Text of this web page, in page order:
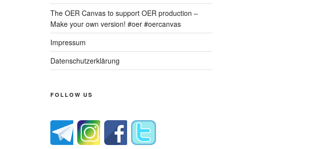
The OER Canvas to support OER production –
Make your own version! #oer #oercanvas
Impressum
Datenschutzerklärung
FOLLOW US